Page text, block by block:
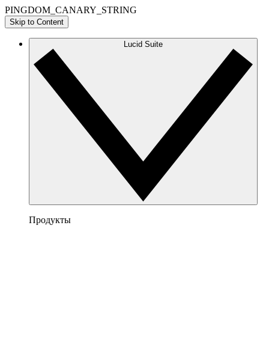
PINGDOM_CANARY_STRING
Skip to Content
Lucid Suite
Продукты